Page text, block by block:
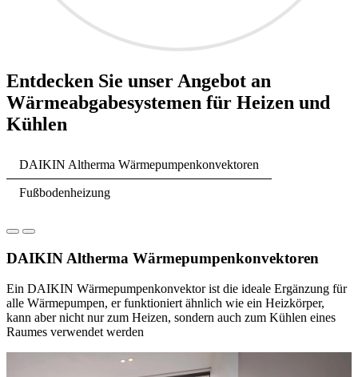
Entdecken Sie unser Angebot an
Wärmeabgabesystemen für Heizen und
Kühlen
DAIKIN Altherma Wärmepumpenkonvektoren
Fußbodenheizung
DAIKIN Altherma Wärmepumpenkonvektoren
Ein DAIKIN Wärmepumpenkonvektor ist die ideale Ergänzung für
alle Wärmepumpen, er funktioniert ähnlich wie ein Heizkörper,
kann aber nicht nur zum Heizen, sondern auch zum Kühlen eines
Raumes verwendet werden